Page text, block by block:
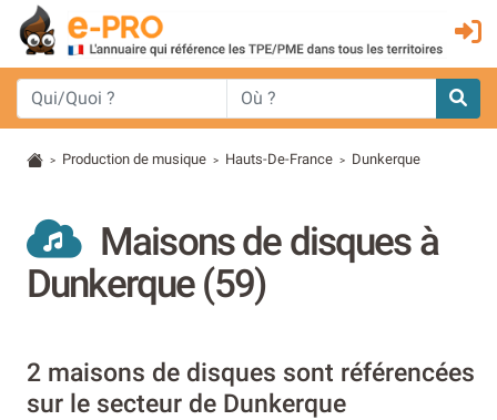
> Production de musique > Hauts-De-France > Dunkerque
Maisons de disques à
Dunkerque (59)
2 maisons de disques sont référencées
sur le secteur de Dunkerque